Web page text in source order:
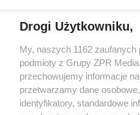
Drogi Użytkowniku,
My, naszych 1162 zaufanych
podmioty z Grupy ZPR
przechowujemy informacje
przetwarzamy dane
identyfikatory, standardowe